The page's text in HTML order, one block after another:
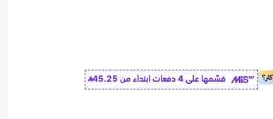
قسّمها على 4 دفعات ابتداء من
45.25